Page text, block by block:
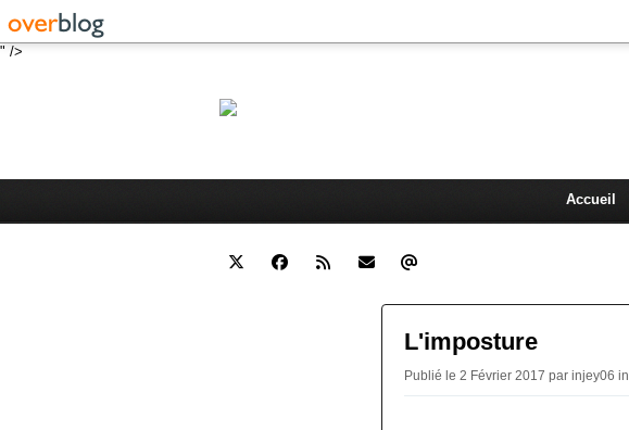
" />
Accueil
L'imposture
Publié le 2 Février 2017 par injey06 in